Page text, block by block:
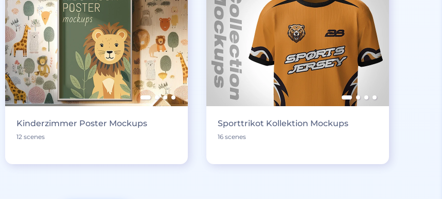
Kinderzimmer Poster Mockups
12 scenes
Sporttrikot Kollektion Mockups
16 scenes